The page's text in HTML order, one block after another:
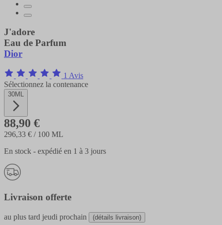
J'adore
Eau de Parfum
Dior
1 Avis
Sélectionnez la contenance
30ML
88,90 €
296,33 € / 100 ML
En stock - expédié en 1 à 3 jours
Livraison offerte
au plus tard jeudi prochain (détails livraison)